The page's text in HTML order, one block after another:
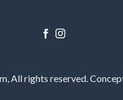
All rights reserved.